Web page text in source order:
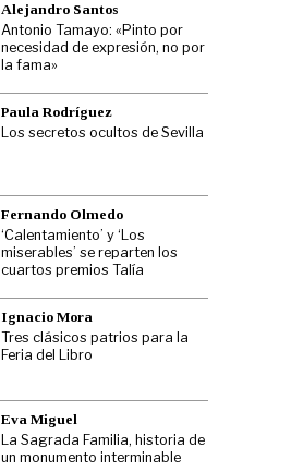
Alejandro Santos
Antonio Tamayo: «Pinto por
necesidad de expresión, no por
la fama»
Paula Rodríguez
Los secretos ocultos de Sevilla
Fernando Olmedo
‘Calentamiento’ y ‘Los
miserables’ se reparten los
cuartos premios Talía
Ignacio Mora
Tres clásicos patrios para la
Feria del Libro
Eva Miguel
La Sagrada Familia, historia de
un monumento interminable